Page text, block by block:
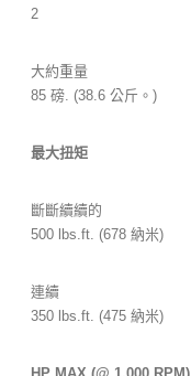
2
大約重量
85 磅. (38.6 公斤。)
最大扭矩
斷斷續續的
500 lbs.ft. (678 納米)
連續
350 lbs.ft. (475 納米)